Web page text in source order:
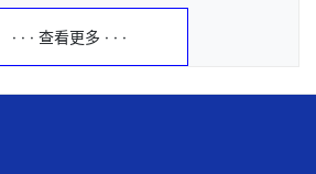
· · · 查看更多 · · ·